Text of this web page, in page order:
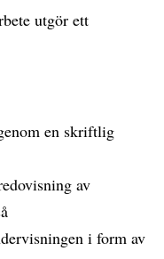
utgör ett
en skriftlig
av
i form av